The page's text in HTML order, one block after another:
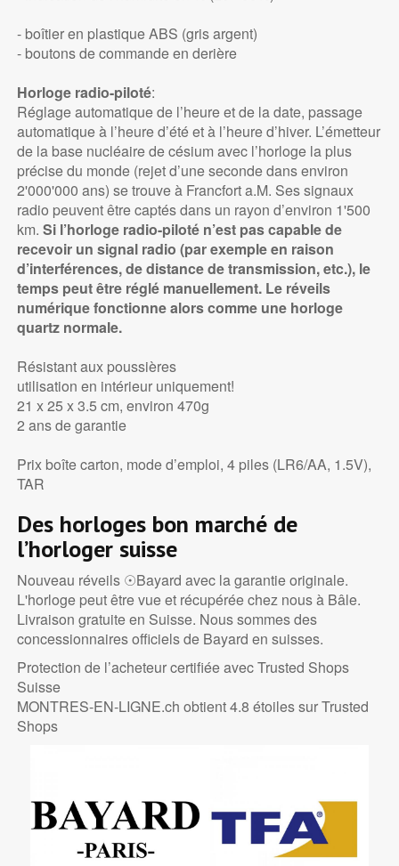
- boîtier en plastique ABS (gris argent)
- boutons de commande en derière
Horloge radio-piloté:
Réglage automatique de l’heure et de la date, passage
automatique à l’heure d’été et à l’heure d’hiver. L’émetteur
de la base nucléaire de césium avec l’horloge la plus
précise du monde (rejet d’une seconde dans environ
2'000'000 ans) se trouve à Francfort a.M. Ses signaux
radio peuvent être captés dans un rayon d’environ 1'500
km. Si l’horloge radio-piloté n’est pas capable de
recevoir un signal radio (par exemple en raison
d’interférences, de distance de transmission, etc.), le
temps peut être réglé manuellement. Le réveils
numérique fonctionne alors comme une horloge
quartz normale.
Résistant aux poussières
utilisation en intérieur uniquement!
21 x 25 x 3.5 cm, environ 470g
2 ans de garantie
Prix boîte carton, mode d’emploi, 4 piles (LR6/AA, 1.5V),
TAR
Des horloges bon marché de
l’horloger suisse
Nouveau réveils ☉Bayard avec la garantie originale.
L'horloge peut être vue et récupérée chez nous à Bâle.
Livraison gratuite en Suisse. Nous sommes des
concessionnaires officiels de Bayard en suisses.
Protection de l’acheteur certifiée avec Trusted Shops
Suisse
MONTRES-EN-LIGNE.ch obtient 4.8 étoiles sur Trusted
Shops